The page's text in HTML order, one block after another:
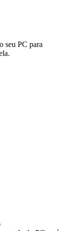
seu PC para